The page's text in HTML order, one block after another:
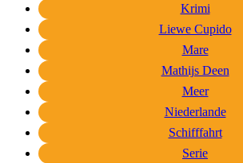
Krimi
Liewe Cupido
Mare
Mathijs Deen
Meer
Niederlande
Schifffahrt
Serie